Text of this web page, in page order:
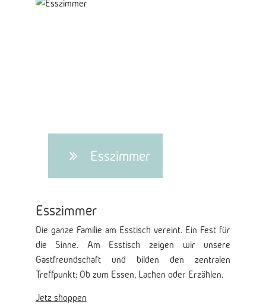
Esszimmer
Esszimmer
Die ganze Familie am Esstisch vereint. Ein Fest für
die Sinne. Am Esstisch zeigen wir unsere
Gastfreundschaft und bilden den zentralen
Treffpunkt: Ob zum Essen, Lachen oder Erzählen.
Jetz shoppen